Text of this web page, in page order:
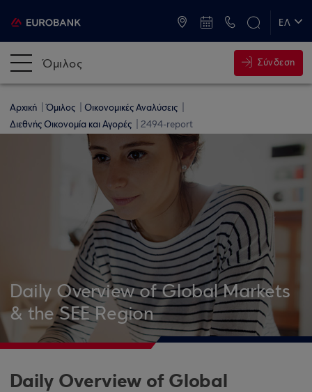
ΕΛ
Όμιλος Σύνδεση
Αρχική Όμιλος
Οικονομικές Αναλύσεις
Διεθνής Οικονομία και Αγορές
2494-report
Daily Overview of Global Markets
& the SEE Region
Daily Overview of Global